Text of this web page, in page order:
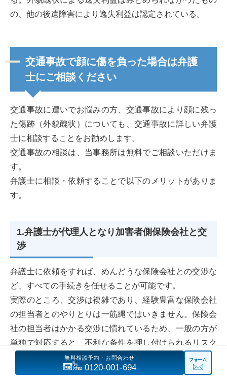
の、他の後遺障害により逸失利益は認定されている。
交通事故で顔に傷を負った場合は弁護
士にご相談ください
交通事故に遭いでお悩みの方、交通事故により顔に残っ
た傷跡（外貌醜状）についても、交通事故に詳しい弁護
士に相談することをお勧めします。
交通事故の相談は、当事務所は無料でご相談いただけま
す。
弁護士に相談・依頼することで以下のメリットがありま
す。
1.弁護士が代理人となり加害者側保険会社と交
渉
弁護士に依頼をすれば、めんどうな保険会社との交渉な
ど、すべての手続きを任せることが可能です。
実際のところ、交渉は複雑であり、経験豊富な保険会社
の担当者とのやりとりは一筋縄ではいきません。保険会
社の担当者はかかる交渉に慣れているため、一般の方が
単独で対応すると、不利な条件を押し付けられるリスク
また、保険会社が被害者の立場を十分に考慮してくれる
無料相談予約・お問合わせ
0120-001-694
フォーム